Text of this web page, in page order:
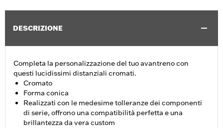
DESCRIZIONE
Completa la personalizzazione del tuo avantreno con
questi lucidissimi distanziali cromati.
Cromato
Forma conica
Realizzati con le medesime tolleranze dei componenti
di serie, offrono una compatibilità perfetta e una
brillantezza da vera custom